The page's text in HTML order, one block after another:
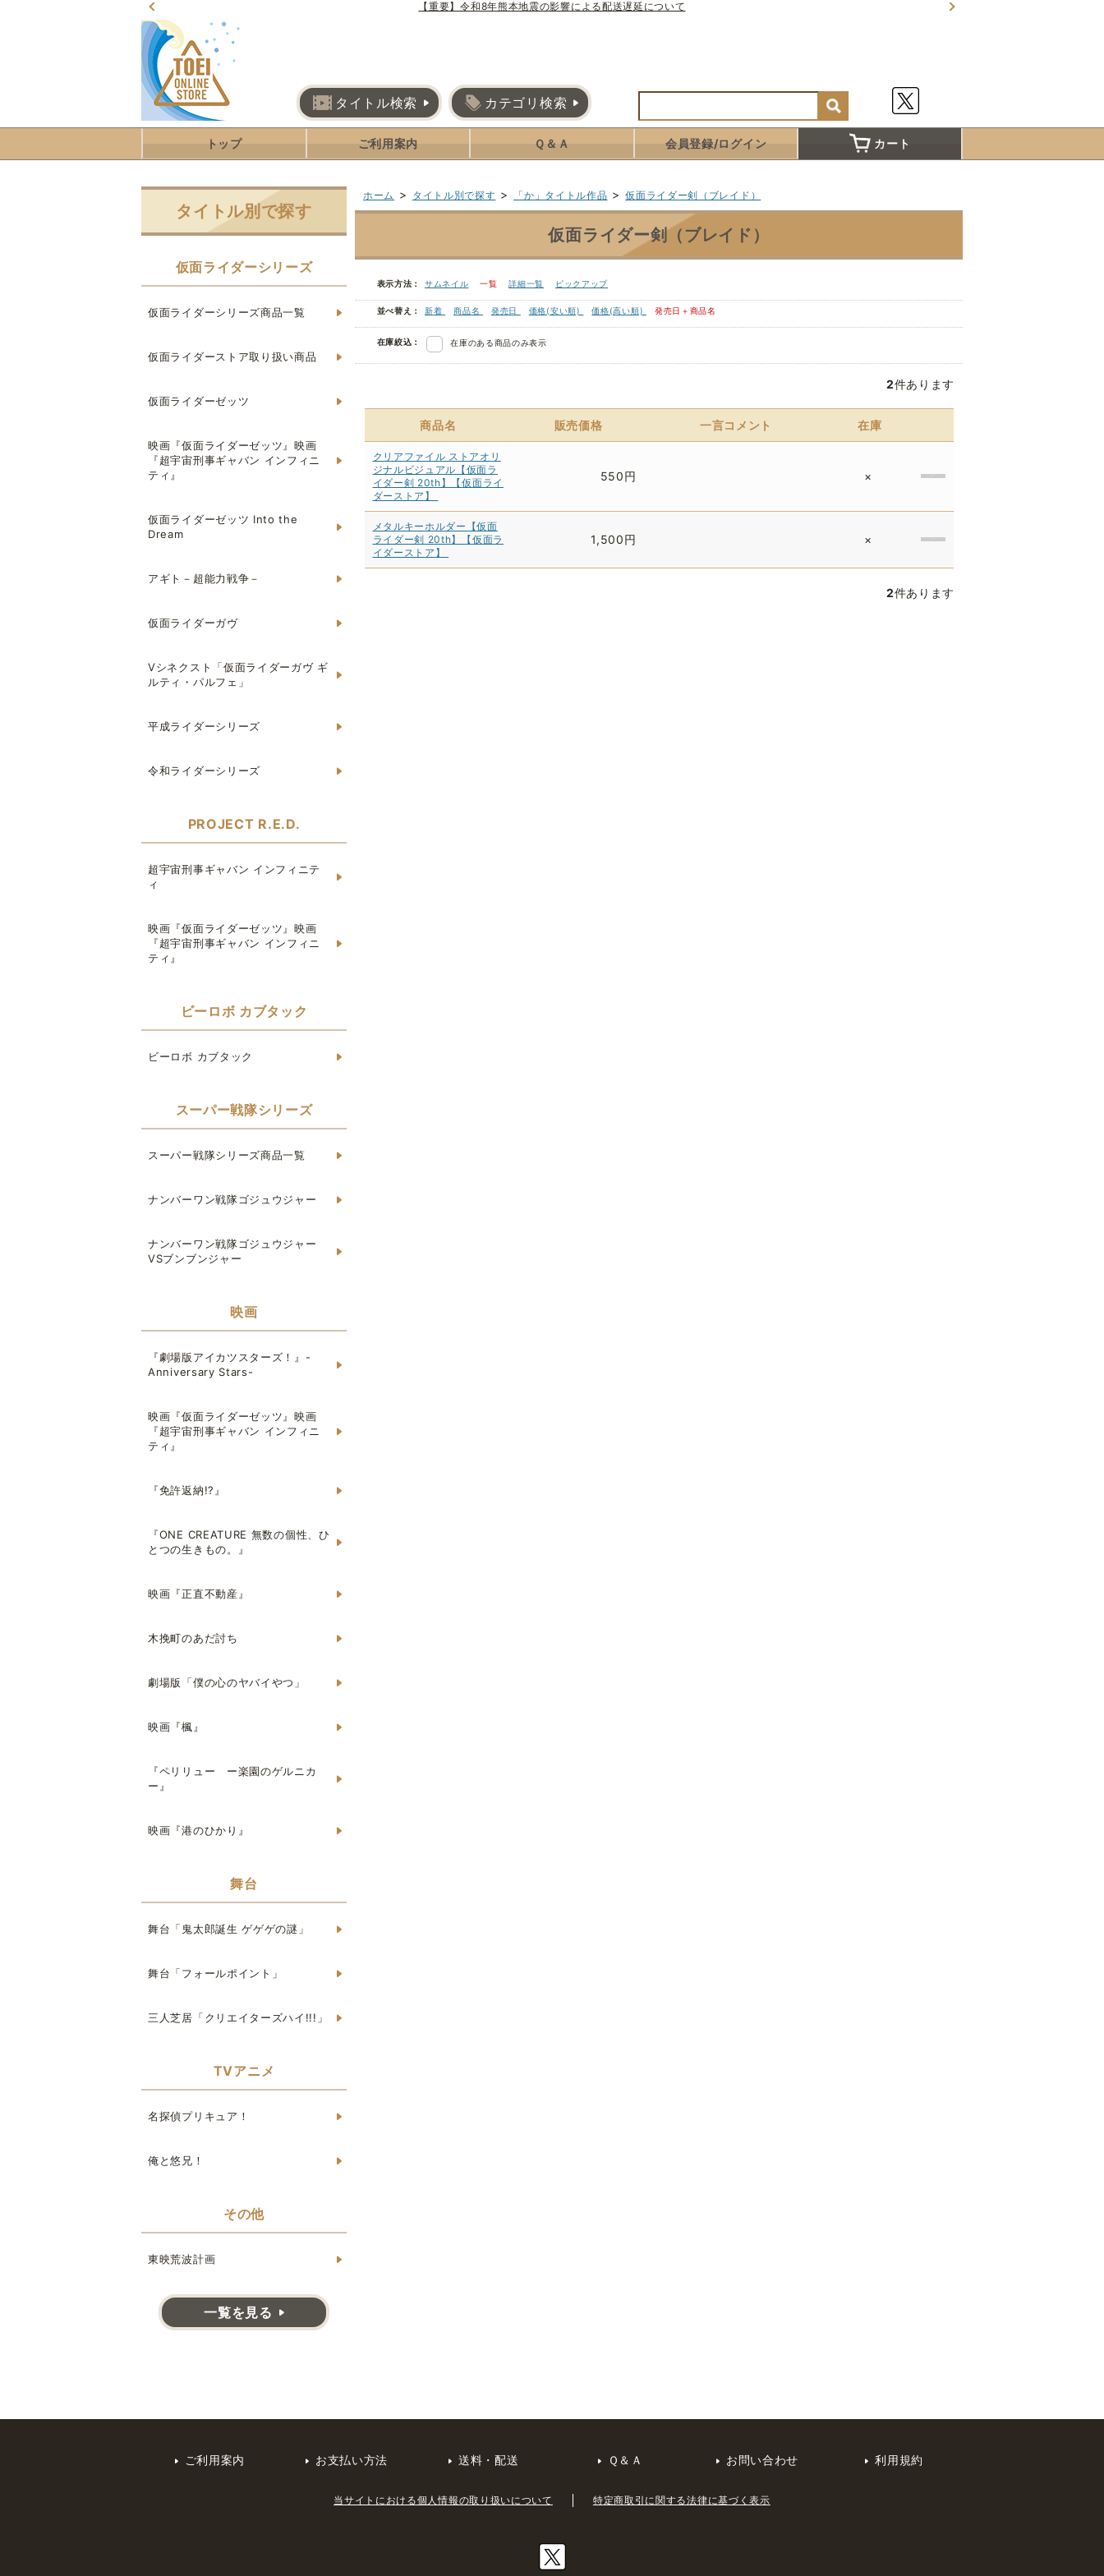
【重要】令和8年熊本地震の影響による配送遅延について
タイトル検索 カテゴリ検索
トップ ご利用案内 Ｑ＆Ａ 会員登録/ログイン カート
ホーム > タイトル別で探す > 「か」タイトル作品 > 仮面ライダー剣（ブレイド）
仮面ライダー剣（ブレイド）
表示方法： サムネイル 一覧 詳細一覧 ピックアップ
並べ替え： 新着 商品名 発売日 価格(安い順) 価格(高い順) 発売日＋商品名
在庫絞込： 在庫のある商品のみ表示
2件あります
商品名 販売価格 一言コメント 在庫
クリアファイル ストアオリ
ジナルビジュアル【仮面ラ
イダー剣 20th】【仮面ライ
ダーストア】
550円 ×
メタルキーホルダー【仮面
ライダー剣 20th】【仮面ラ
イダーストア】
1,500円 ×
2件あります
タイトル別で探す
仮面ライダーシリーズ
仮面ライダーシリーズ商品一覧
仮面ライダーストア取り扱い商品
仮面ライダーゼッツ
映画『仮面ライダーゼッツ』映画
『超宇宙刑事ギャバン インフィニ
ティ』
仮面ライダーゼッツ Into the
Dream
アギト－超能力戦争－
仮面ライダーガヴ
Vシネクスト「仮面ライダーガヴ ギ
ルティ・パルフェ」
平成ライダーシリーズ
令和ライダーシリーズ
PROJECT R.E.D.
超宇宙刑事ギャバン インフィニテ
ィ
映画『仮面ライダーゼッツ』映画
『超宇宙刑事ギャバン インフィニ
ティ』
ビーロボ カブタック
ビーロボ カブタック
スーパー戦隊シリーズ
スーパー戦隊シリーズ商品一覧
ナンバーワン戦隊ゴジュウジャー
ナンバーワン戦隊ゴジュウジャー
VSブンブンジャー
映画
『劇場版アイカツスターズ！』-
Anniversary Stars-
映画『仮面ライダーゼッツ』映画
『超宇宙刑事ギャバン インフィニ
ティ』
『免許返納!?』
『ONE CREATURE 無数の個性、ひ
とつの生きもの。』
映画『正直不動産』
木挽町のあだ討ち
劇場版「僕の心のヤバイやつ」
映画『楓』
『ペリリュー ー楽園のゲルニカ
ー』
映画『港のひかり』
舞台
舞台「鬼太郎誕生 ゲゲゲの謎」
舞台「フォールポイント」
三人芝居「クリエイターズハイ!!!」
TVアニメ
名探偵プリキュア！
俺と悠兄！
その他
東映荒波計画
一覧を見る
ご利用案内 お支払い方法 送料・配送 Ｑ＆Ａ お問い合わせ 利用規約
当サイトにおける個人情報の取り扱いについて 特定商取引に関する法律に基づく表示